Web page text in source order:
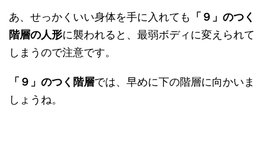
あ、せっかくいい身体を手に入れても 「９」のつく
階層の人形に襲われると、最弱ボディに変えられて
しまうので注意です。
「９」のつく階層では、早めに下の階層に向かいま
しょうね。